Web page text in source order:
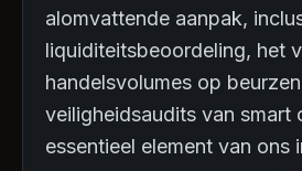
alomvattende aanpak,
liquiditeitsbeoordeling, het
handelsvolumes op
veiligheidsaudits van smart
essentieel element van ons